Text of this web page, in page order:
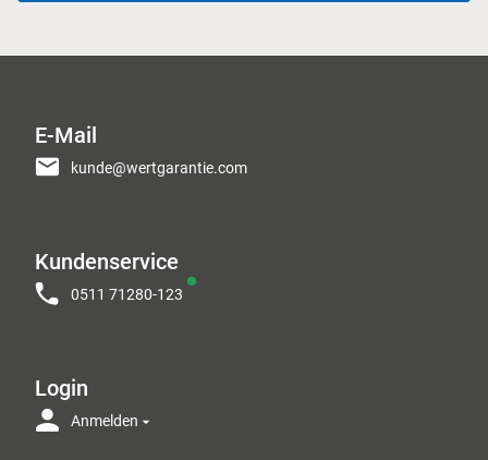
E-Mail
kunde@wertgarantie.com
Kundenservice
0511 71280-123
Login
Anmelden